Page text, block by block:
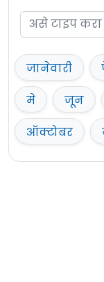
जानेवारी
मे
जून
ऑक्टोबर